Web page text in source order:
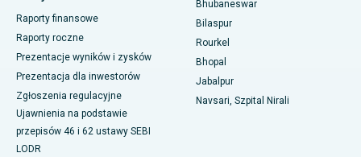
Najlepszy szpital w Swargate, Pune
Najlepszy szpital onkologiczny dla kobiet w południowym Delhi
Raporty finansowe
Raporty roczne
Prezentacje wyników i zysków
Prezentacja dla inwestorów
Zgłoszenia regulacyjne
Ujawnienia na podstawie
przepisów 46 i 62 ustawy SEBI
LODR
Bhubaneswar
Bilaspur
Rourkel
Bhopal
Jabalpur
Navsari, Szpital Nirali